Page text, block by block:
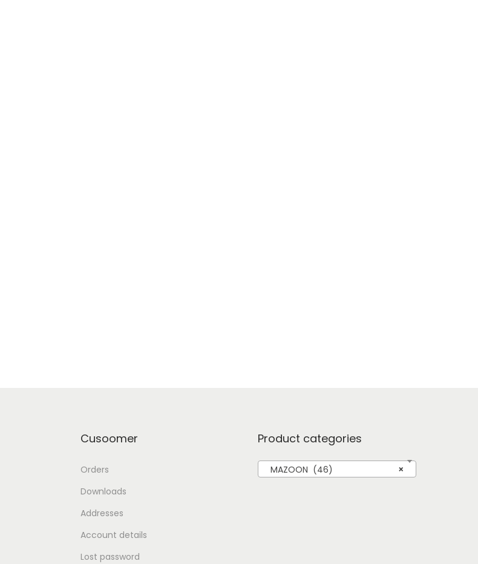
Cusoomer
Orders
Downloads
Addresses
Account details
Lost password
Product categories
×
MAZOON (46)